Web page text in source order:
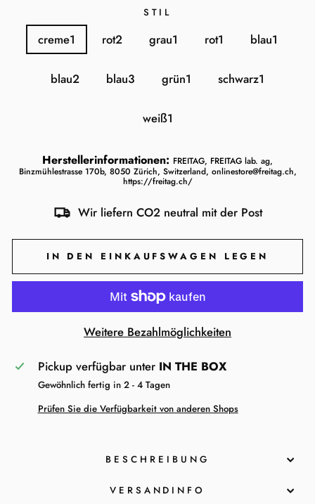
STIL
creme1 rot2 grau1 rot1 blau1
blau2 blau3 grün1 schwarz1
weiß1
Herstellerinformationen: FREITAG, FREITAG lab. ag,
Binzmühlestrasse 170b, 8050 Zürich, Switzerland, onlinestore@freitag.ch,
https://freitag.ch/
Wir liefern CO2 neutral mit der Post
IN DEN EINKAUFSWAGEN LEGEN
Weitere Bezahlmöglichkeiten
Pickup verfügbar unter IN THE BOX
Gewöhnlich fertig in 2 - 4 Tagen
Prüfen Sie die Verfügbarkeit von anderen Shops
BESCHREIBUNG
VERSANDINFO